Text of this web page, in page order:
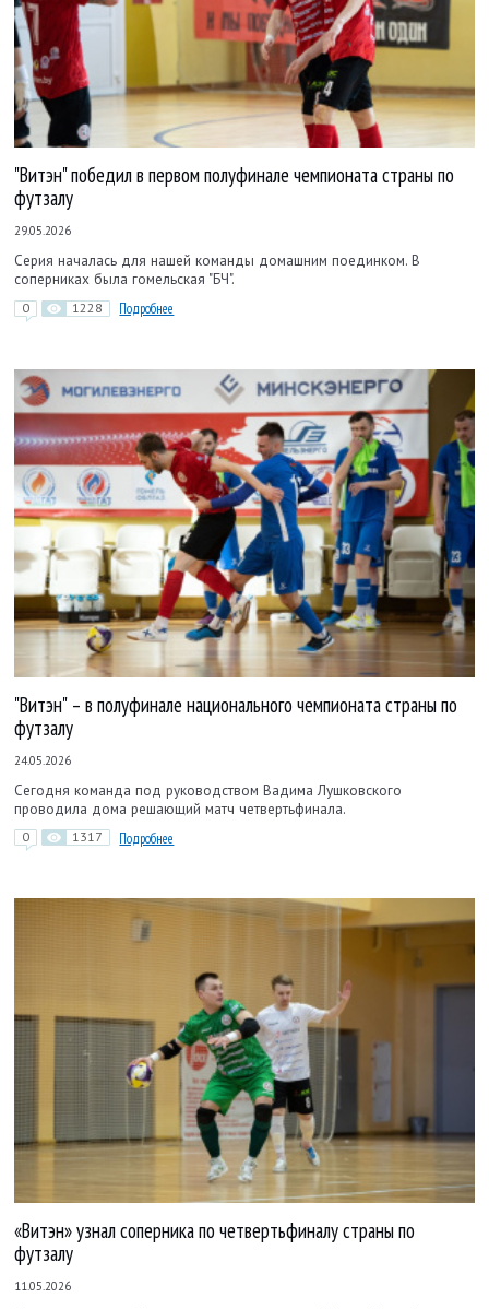
"Витэн" победил в первом полуфинале чемпионата страны по
футзалу
29.05.2026
Серия началась для нашей команды домашним поединком. В
соперниках была гомельская "БЧ".
0 1228 Подробнее
"Витэн" – в полуфинале национального чемпионата страны по
футзалу
24.05.2026
Сегодня команда под руководством Вадима Лушковского
проводила дома решающий матч четвертьфинала.
0 1317 Подробнее
«Витэн» узнал соперника по четвертьфиналу страны по
футзалу
11.05.2026